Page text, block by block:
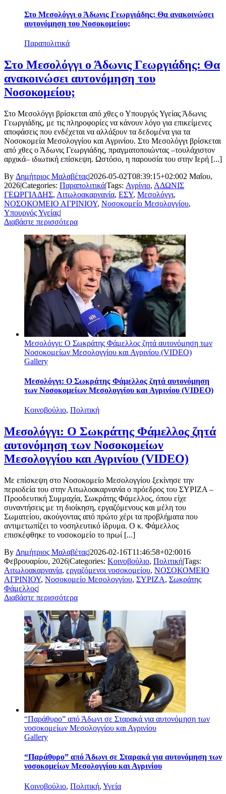
Στο Μεσολόγγι ο Άδωνις Γεωργιάδης: Θα ανακοινώσει
αυτονόμηση του Νοσοκομείου;
Παραπολιτικά
Στο Μεσολόγγι ο Άδωνις Γεωργιάδης: Θα
ανακοινώσει αυτονόμηση του
Νοσοκομείου;
Στο Μεσολόγγι βρίσκεται από χθες ο Υπουργός Υγείας Άδωνις
Γεωργιάδης, με τις πληροφορίες να κάνουν λόγο για επικείμενες
αποφάσεις που ενδέχεται να αλλάξουν τα δεδομένα για τα
Νοσοκομεία Μεσολογγίου και Αγρινίου. Στο Μεσολόγγι βρίσκεται
από χθες ο Άδωνις Γεωργιάδης, πραγματοποιώντας –τουλάχιστον
αρχικά– ιδιωτική επίσκεψη. Ωστόσο, η παρουσία του στην Ιερή [...]
By Δημήτριος Μαλαβέτας|2026-05-02T08:39:15+02:002 Μαΐου,
2026|Categories: Παραπολιτικά|Tags: Αγρίνιο, ΑΔΩΝΙΣ
ΓΕΩΡΓΙΑΔΗΣ, Αιτωλοακαρνανία, ΕΣΥ, Μεσολόγγι,
ΝΟΣΟΚΟΜΕΙΟ ΑΓΡΙΝΙΟΥ, Νοσοκομείο Μεσολογγίου,
Υπουργός Υγείας|
Διαβάστε περισσότερα
Μεσολόγγι: Ο Σωκράτης Φάμελλος ζητά αυτονόμηση των
Νοσοκομείων Μεσολογγίου και Αγρινίου (VIDEO)
Gallery
Μεσολόγγι: Ο Σωκράτης Φάμελλος ζητά αυτονόμηση
των Νοσοκομείων Μεσολογγίου και Αγρινίου (VIDEO)
Κοινοβούλιο, Πολιτική
Μεσολόγγι: Ο Σωκράτης Φάμελλος ζητά
αυτονόμηση των Νοσοκομείων
Μεσολογγίου και Αγρινίου (VIDEO)
Με επίσκεψη στο Νοσοκομείο Μεσολογγίου ξεκίνησε την
περιοδεία του στην Αιτωλοακαρνανία ο πρόεδρος του ΣΥΡΙΖΑ –
Προοδευτική Συμμαχία, Σωκράτης Φάμελλος, όπου είχε
συναντήσεις με τη διοίκηση, εργαζόμενους και μέλη του
Σωματείου, ακούγοντας από πρώτο χέρι τα προβλήματα που
αντιμετωπίζει το νοσηλευτικό ίδρυμα. Ο κ. Φάμελλος
επισκέφθηκε το νοσοκομείο το πρωί [...]
By Δημήτριος Μαλαβέτας|2026-02-16T11:46:58+02:0016
Φεβρουαρίου, 2026|Categories: Κοινοβούλιο, Πολιτική|Tags:
Αιτωλοακαρνανία, εργαζόμενοι νοσοκομείου, ΝΟΣΟΚΟΜΕΙΟ
ΑΓΡΙΝΙΟΥ, Νοσοκομείο Μεσολογγίου, ΣΥΡΙΖΑ, Σωκράτης
Φάμελλος|
Διαβάστε περισσότερα
“Παράθυρο” από Άδωνι σε Σταρακά για αυτονόμηση των
νοσοκομείων Μεσολογγίου και Αγρινίου
Gallery
“Παράθυρο” από Άδωνι σε Σταρακά για αυτονόμηση των
νοσοκομείων Μεσολογγίου και Αγρινίου
Κοινοβούλιο, Πολιτική, Υγεία